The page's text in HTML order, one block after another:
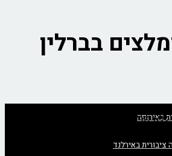
באירופה
ציבורית באירלנד
בברלין
ללא ספק אחת הערים הכי מעניינות
(לא תמיד חיובית) ומבנים רבים
תרבותית. בניגוד לאפרוריות של